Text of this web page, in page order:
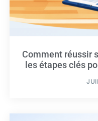
Comment réussir
les étapes clés